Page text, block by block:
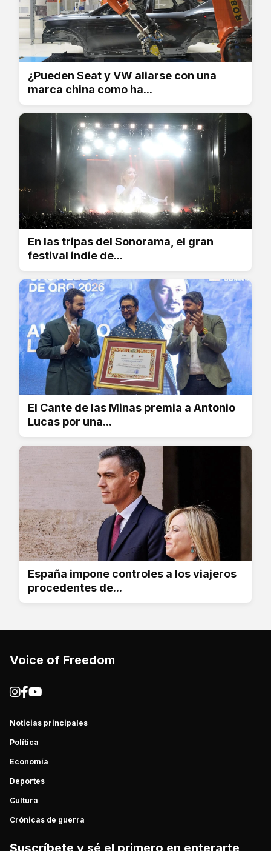
¿Pueden Seat y VW aliarse con una
marca china como ha...
En las tripas del Sonorama, el gran
festival indie de...
El Cante de las Minas premia a Antonio
Lucas por una...
España impone controles a los viajeros
procedentes de...
Voice of Freedom
Noticias principales
Política
Economía
Deportes
Cultura
Crónicas de guerra
Suscríbete y sé el primero en enterarte